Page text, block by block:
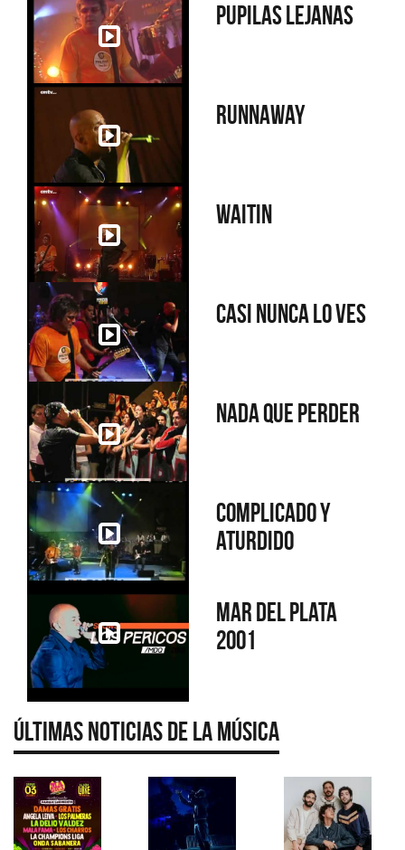
Pupilas lejanas
Runnaway
Waitin
Casi nunca lo ves
Nada que perder
Complicado y
aturdido
Mar del Plata
2001
Últimas Noticias de la Música